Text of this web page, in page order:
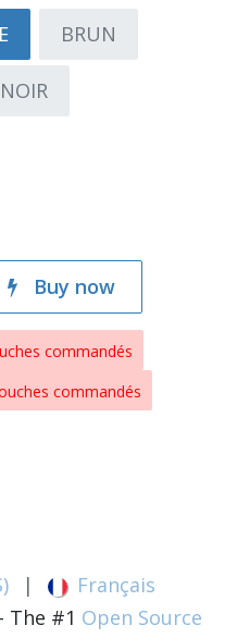
BRUN
NOIR
Buy now
commandés
commandés
|
Français
- The #1 Open Source